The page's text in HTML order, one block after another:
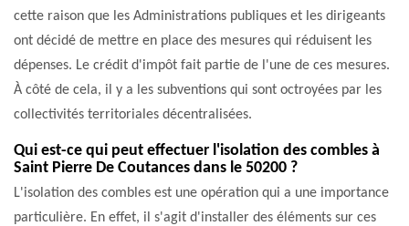
cette raison que les Administrations publiques et les dirigeants
ont décidé de mettre en place des mesures qui réduisent les
dépenses. Le crédit d'impôt fait partie de l'une de ces mesures.
À côté de cela, il y a les subventions qui sont octroyées par les
collectivités territoriales décentralisées.
Qui est-ce qui peut effectuer l'isolation des combles à
Saint Pierre De Coutances dans le 50200 ?
L'isolation des combles est une opération qui a une importance
particulière. En effet, il s'agit d'installer des éléments sur ces